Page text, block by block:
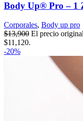
Body Up® Pro – 1
Corporales, Body up pro
$13,900 El precio
$11,120.
-20%